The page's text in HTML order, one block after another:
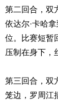
第二回合，双
依达尔·卡哈
位。比赛短暂
压制在身下，
第三回合，双
笼边，罗周江